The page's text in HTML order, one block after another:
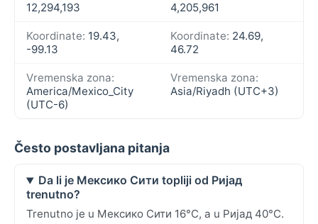
12,294,193
4,205,961
Koordinate: 19.43,
-99.13
Koordinate: 24.69,
46.72
Vremenska zona:
America/Mexico_City
(UTC-6)
Vremenska zona:
Asia/Riyadh (UTC+3)
Često postavljana pitanja
Da li je Мексико Сити topliji od Ријад
trenutno?
Trenutno je u Мексико Сити 16°C, a u Ријад 40°C.